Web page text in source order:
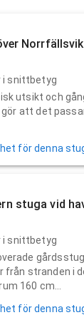
i snittbetyg
utsikt och
att det
för denna
stuga vid
i snittbetyg
från stranden i
160 cm...
för denna